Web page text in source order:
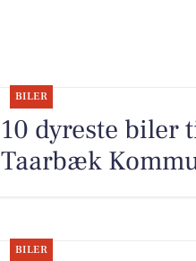
BILER
10 dyreste biler
Taarbæk
BILER